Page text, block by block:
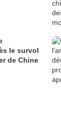
le survol
de Chine